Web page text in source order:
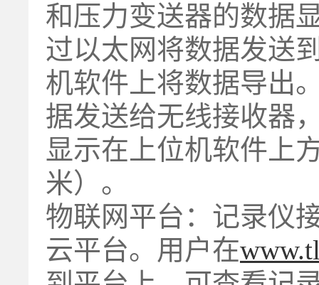
和压力变送器的数据
过以太网将数据发送
机软件上将数据导出
据发送给无线接收器
显示在上位机软件上
米）。
物联网平台：记录仪
云平台。用户在